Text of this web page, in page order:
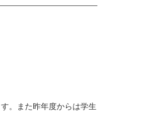
。また昨年度からは学生